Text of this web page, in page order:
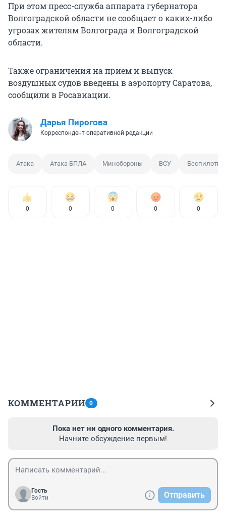
При этом пресс-служба аппарата губернатора
Волгоградской области не сообщает о каких-либо
угрозах жителям Волгограда и Волгоградской
области.
Также ограничения на прием и выпуск
воздушных судов введены в аэропорту Саратова,
сообщили в Росавиации.
Дарья Пирогова
Корреспондент оперативной редакции
Атака Атака БПЛА Минобороны ВСУ
0 0 0 0 0
КОММЕНТАРИИ 0
Пока нет ни одного комментария.
Начните обсуждение первым!
Гость
Войти
Отправить